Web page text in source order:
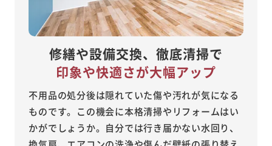
修繕や設備交換、徹底清掃で
印象や快適さが大幅アップ
不用品の処分後は隠れていた傷や汚れが気になる
ものです。この機会に本格清掃やリフォームはい
かがでしょうか。自分では行き届かない水回り、